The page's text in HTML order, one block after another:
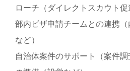
ローチ（ダイレクトスカウト促
部内ビザ申請チームとの連携
など）
自治体案件のサポート（案件